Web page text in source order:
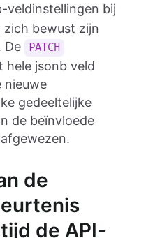
veldinstellingen bij
zich bewust zijn
De
PATCH
hele jsonb veld
nieuwe
gedeeltelijke
de beïnvloede
de
de API-